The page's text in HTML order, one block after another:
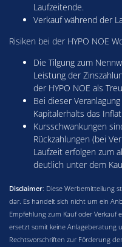
Laufzeitende.
Verkauf während der
Risiken bei der HYPO NOE
Die Tilgung zum
Leistung der
der HYPO NOE als
Bei dieser
Kapitalerhalts das
Kursschwankungen
Rückzahlungen (bei
Laufzeit erfolgen zum
deutlich unter dem
Disclaimer: Diese Werbemitteilung
dar. Es handelt sich nicht um ein
Empfehlung zum Kauf oder Verkauf
ersetzt somit keine Anlageberatung
Rechtsvorschriften zur Förderung